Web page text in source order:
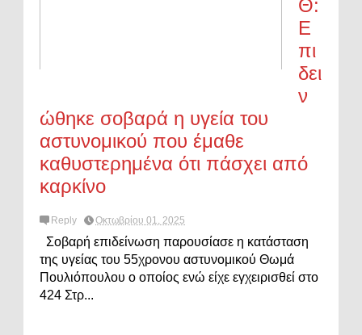
Θ:
Ε
πι
δει
ν
ώθηκε σοβαρά η υγεία του
αστυνομικού που έμαθε
καθυστερημένα ότι πάσχει από
καρκίνο
Reply Οκτωβρίου 01, 2025
Σοβαρή επιδείνωση παρουσίασε η κατάσταση
της υγείας του 55χρονου αστυνομικού Θωμά
Πουλιόπουλου ο οποίος ενώ είχε εγχειρισθεί στο
424 Στρ...